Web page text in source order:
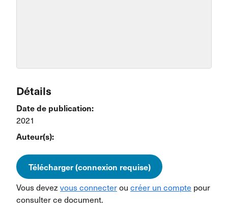
Détails
Date de publication:
2021
Auteur(s):
Télécharger (connexion requise)
Vous devez vous connecterou créer un compte pour
consulter ce document.